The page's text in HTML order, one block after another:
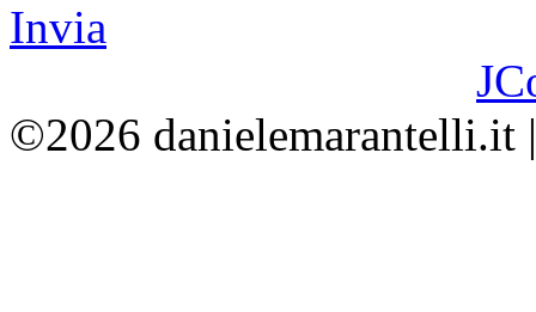
Invia
©2026 danielemarantelli.it